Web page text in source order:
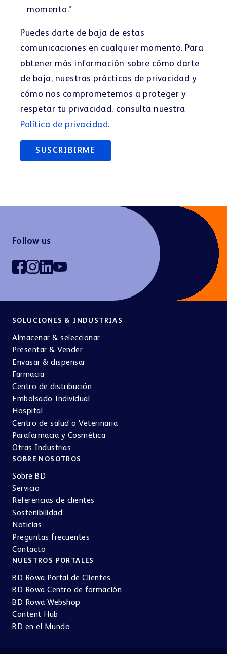
momento.*
Puedes darte de baja de estas
comunicaciones en cualquier momento. Para
obtener más información sobre cómo darte
de baja, nuestras prácticas de privacidad y
cómo nos comprometemos a proteger y
respetar tu privacidad, consulta nuestra
Política de privacidad.
Follow us
SOLUCIONES & INDUSTRIAS
Almacenar & seleccionar
Presentar & Vender
Envasar & dispensar
Farmacia
Centro de distribución
Embolsado Individual
Hospital
Centro de salud o Veterinaria
Parafarmacia y Cosmética
Otras Industrias
SOBRE NOSOTROS
Sobre BD
Servicio
Referencias de clientes
Sostenibilidad
Noticias
Preguntas frecuentes
Contacto
NUESTROS PORTALES
BD Rowa Portal de Clientes
BD Rowa Centro de formación
BD Rowa Webshop
Content Hub
BD en el Mundo